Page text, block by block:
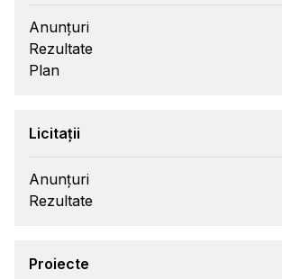
Anunțuri
Rezultate
Plan
Licitații
Anunțuri
Rezultate
Proiecte